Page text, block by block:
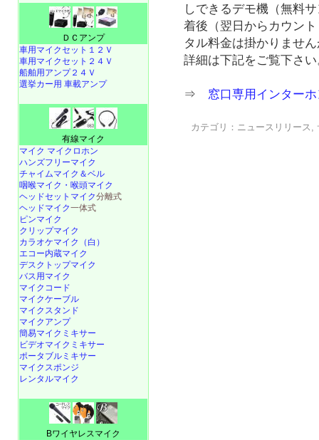
しできるデモ機（無料
着後（翌日からカウン
タル料金は掛かりませ
詳細は下記をご覧下さ
⇒ 窓口専用インター
カテゴリ： ニュースリリース ,
ＤＣアンプ
車用マイクセット１２Ｖ
車用マイクセット２４Ｖ
船舶用アンプ２４Ｖ
選挙カー用 車載アンプ
有線マイク
マイク マイクロホン
ハンズフリーマイク
チャイムマイク＆ベル
咽喉マイク・喉頭マイク
ヘッドセットマイク分離式
ヘッドマイク一体式
ピンマイク
クリップマイク
カラオケマイク（白）
エコー内蔵マイク
デスクトップマイク
バス用マイク
マイクコード
マイクケーブル
マイクスタンド
マイクアンプ
簡易マイクミキサー
ビデオマイクミキサー
ポータブルミキサー
マイクスポンジ
レンタルマイク
Bワイヤレスマイク